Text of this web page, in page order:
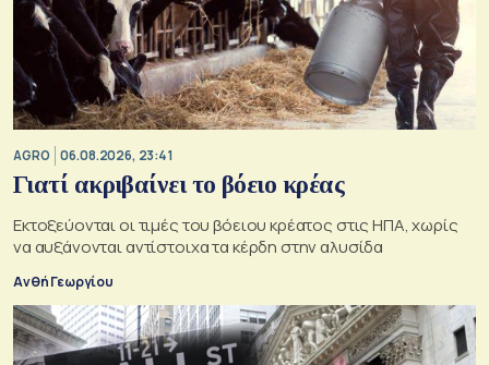
AGRO 06.08.2026, 23:41
Γιατί ακριβαίνει το βόειο κρέας
Εκτοξεύονται οι τιμές του βόειου κρέατος στις ΗΠΑ, χωρίς
να αυξάνονται αντίστοιχα τα κέρδη στην αλυσίδα
Ανθή Γεωργίου